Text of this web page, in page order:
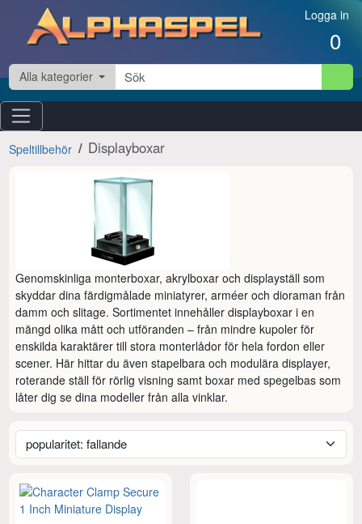
Hoppa till innehåll Logga in
0
Alla kategorier
Speltillbehör Displayboxar
Genomskinliga monterboxar, akrylboxar och displayställ som
skyddar dina färdigmålade miniatyrer, arméer och dioraman från
damm och slitage. Sortimentet innehåller displayboxar i en
mängd olika mått och utföranden – från mindre kupoler för
enskilda karaktärer till stora monterlådor för hela fordon eller
scener. Här hittar du även stapelbara och modulära displayer,
roterande ställ för rörlig visning samt boxar med spegelbas som
låter dig se dina modeller från alla vinklar.